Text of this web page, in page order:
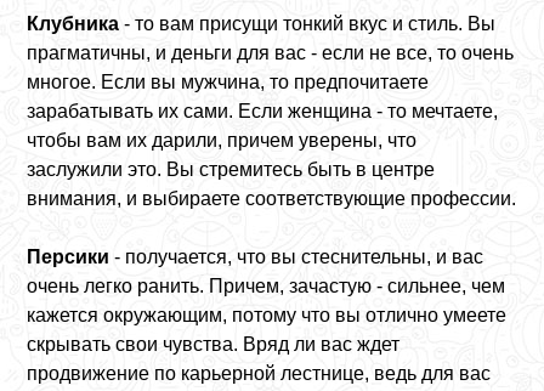
Клубника - то вам присущи тонкий вкус и стиль. Вы
прагматичны, и деньги для вас - если не все, то очень
многое. Если вы мужчина, то предпочитаете
зарабатывать их сами. Если женщина - то мечтаете,
чтобы вам их дарили, причем уверены, что
заслужили это. Вы стремитесь быть в центре
внимания, и выбираете соответствующие профессии.
Персики - получается, что вы стеснительны, и вас
очень легко ранить. Причем, зачастую - сильнее, чем
кажется окружающим, потому что вы отлично умеете
скрывать свои чувства. Вряд ли вас ждет
продвижение по карьерной лестнице, ведь для вас